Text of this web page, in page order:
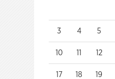
3 4 5
10 11 12
17 18 19